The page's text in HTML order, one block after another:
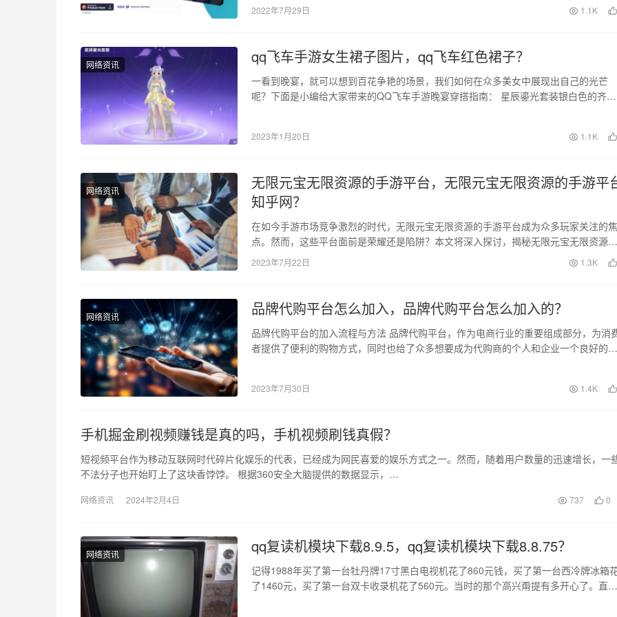
2022年7月29日 1.1K
网络资讯 qq飞车手游女生裙子图片，qq飞车红色裙子？
一看到晚宴，就可以想到百花争艳的场景，我们如何在众多美女中展现出自己的光芒
呢？下面是小编给大家带来的QQ飞车手游晚宴穿搭指南： 星辰鎏光套装银白色的齐腰
2023年1月20日 1.1K
网络资讯
无限元宝无限资源的手游平台，无限元宝无限资源的手游平
知乎网？
在如今手游市场竞争激烈的时代，无限元宝无限资源的手游平台成为众多玩家关注的焦
点。然而，这些平台面前是荣耀还是陷阱？本文将深入探讨，揭秘无限元宝无限资源的
手游平台背后的真相。 首先，…
2023年7月22日 1.3K
网络资讯 品牌代购平台怎么加入，品牌代购平台怎么加入的？
品牌代购平台的加入流程与方法 品牌代购平台，作为电商行业的重要组成部分，为消
者提供了便利的购物方式，同时也给了众多想要成为代购商的个人和企业一个良好的机
2023年7月30日 1.4K
手机掘金刷视频赚钱是真的吗，手机视频刷钱真假？
短视频平台作为移动互联网时代碎片化娱乐的代表，已经成为网民喜爱的娱乐方式之一。然而，随着用户数量的迅速增长，一
不法分子也开始盯上了这块香饽饽。 根据360安全大脑提供的数据显示，…
网络资讯 2024年2月4日 737 0
网络资讯 qq复读机模块下载8.9.5，qq复读机模块下载8.8.75？
记得1988年买了第一台牡丹牌17寸黑白电视机花了860元钱，买了第一台西冷牌冰箱
了1460元，买了第一台双卡收录机花了560元。当时的那个高兴甭提有多开心了。直到